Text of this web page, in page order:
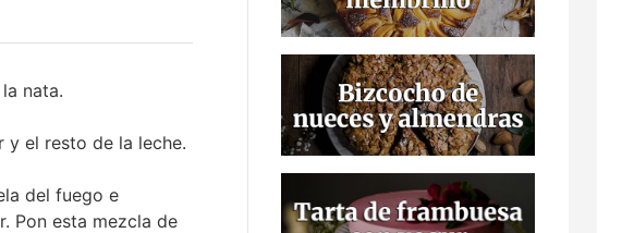
nata.
y el resto de la leche.
del fuego e
Pon esta mezcla de